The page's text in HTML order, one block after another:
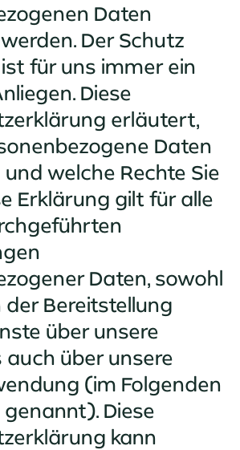
Daten
Der Schutz
für uns immer ein
Diese
erläutert,
Daten
welche Rechte Sie
Erklärung gilt für alle
Daten, sowohl
der Bereitstellung
über unsere
auch über unsere
(im Folgenden
genannt). Diese
kann